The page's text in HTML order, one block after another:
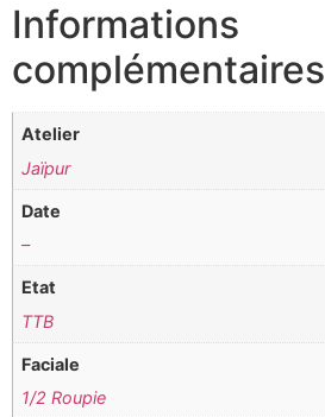
Informations
complémentaires
Atelier
Jaïpur
Date
–
Etat
TTB
Faciale
1/2 Roupie